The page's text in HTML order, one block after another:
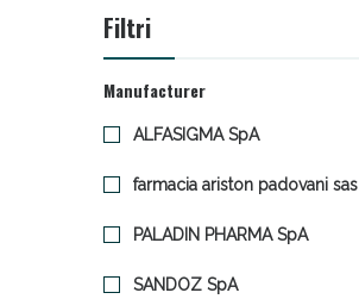
Filtri
Manufacturer
ALFASIGMA SpA
farmacia ariston padovani sas
PALADIN PHARMA SpA
SANDOZ SpA